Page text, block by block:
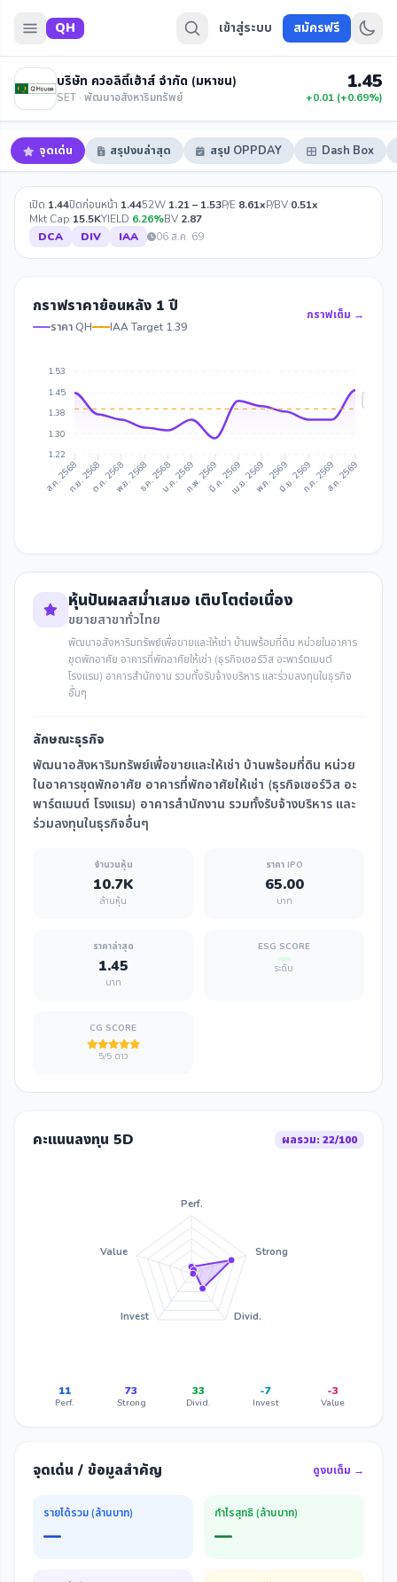
QH เข้าสู่ระบบ สมัครฟรี
บริษัท ควอลิตี้เฮ้าส์ จำกัด (มหาชน)
SET · พัฒนาอสังหาริมทรัพย์
1.45
+0.01 (+0.69%)
จุดเด่น สรุปงบล่าสุด สรุป OPPDAY Dash Box
เปิด 1.44ปิดก่อนหน้า 1.4452W 1.21 – 1.53P/E 8.61xP/BV 0.51x
Mkt Cap 15.5KYIELD 6.26%BV 2.87
DCA
DIV IAA 06 ส.ค. 69
กราฟราคาย้อนหลัง 1 ปี
ราคา QH IAA Target 1.39
กราฟเต็ม →
1.53
1.45
1.38
1.30
1.22
ส.ค. 2568ก.ย. 2568ต.ค. 2568พ.ย. 2568ธ.ค. 2568ม.ค. 2569ก.พ. 2569มี.ค. 2569เม.ย. 2569พ.ค. 2569มิ.ย. 2569ก.ค. 2569ส.ค. 2569
หุ้นปันผลสม่ำเสมอ เติบโตต่อเนื่อง
ขยายสาขาทั่วไทย
พัฒนาอสังหาริมทรัพย์เพื่อขายและให้เช่า บ้านพร้อมที่ดิน หน่วยในอาคาร
ชุดพักอาศัย อาคารที่พักอาศัยให้เช่า (ธุรกิจเซอร์วิส อะพาร์ตเมนต์
โรงแรม) อาคารสำนักงาน รวมทั้งรับจ้างบริหาร และร่วมลงทุนในธุรกิจ
อื่นๆ
ลักษณะธุรกิจ
พัฒนาอสังหาริมทรัพย์เพื่อขายและให้เช่า บ้านพร้อมที่ดิน หน่วย
ในอาคารชุดพักอาศัย อาคารที่พักอาศัยให้เช่า (ธุรกิจเซอร์วิส อะ
พาร์ตเมนต์ โรงแรม) อาคารสำนักงาน รวมทั้งรับจ้างบริหาร และ
ร่วมลงทุนในธุรกิจอื่นๆ
จำนวนหุ้น
10.7K
ล้านหุ้น
ราคา IPO
65.00
บาท
ราคาล่าสุด
1.45
บาท
ESG SCORE
ระดับ
CG SCORE
5/5 ดาว
คะแนนลงทุน 5D ผลรวม: 22/100
Perf.
Strong
Divid.
Invest
Value
11
Perf.
73
Strong
33
Divid.
-7
Invest
-3
Value
จุดเด่น / ข้อมูลสำคัญ ดูงบเต็ม →
รายได้รวม (ล้านบาท)
—
กำไรสุทธิ (ล้านบาท)
—